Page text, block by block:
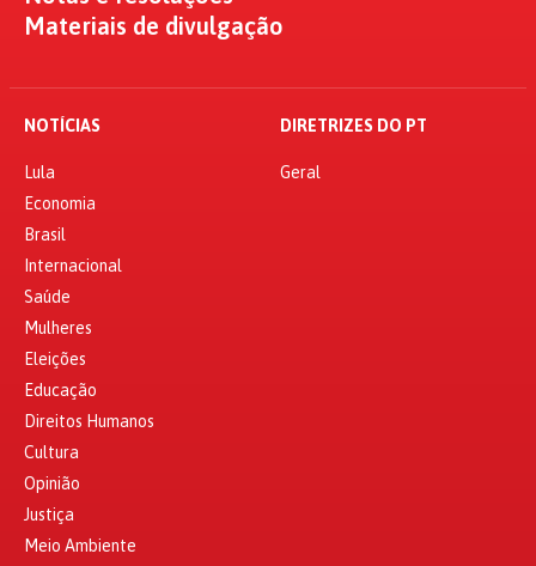
Materiais de divulgação
NOTÍCIAS
Lula
Economia
Brasil
Internacional
Saúde
Mulheres
Eleições
Educação
Direitos Humanos
Cultura
Opinião
Justiça
Meio Ambiente
DIRETRIZES DO PT
Geral